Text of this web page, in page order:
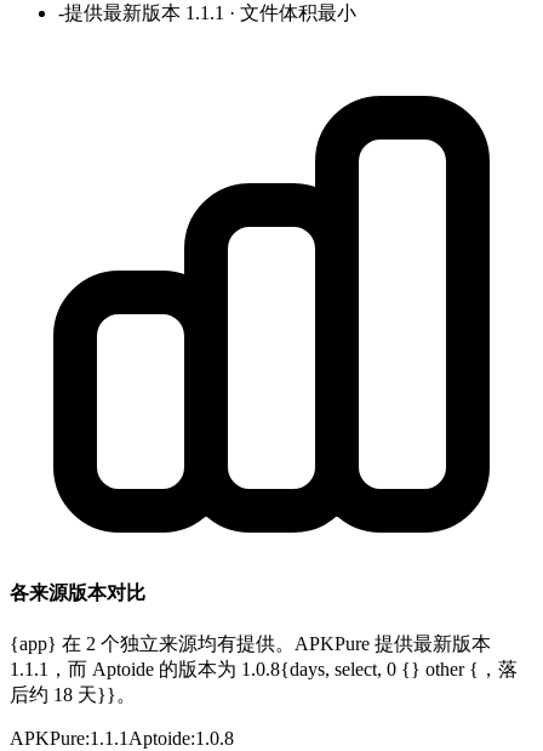
-提供最新版本 1.1.1 · 文件体积最小
各来源版本对比
{app} 在 2 个独立来源均有提供。APKPure 提供最新版本
1.1.1，而 Aptoide 的版本为 1.0.8{days, select, 0 {} other {，落
后约 18 天}}。
APKPure:1.1.1 Aptoide:1.0.8